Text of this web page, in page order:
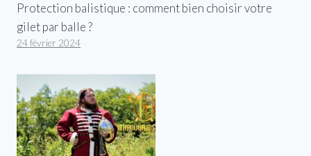
Protection balistique : comment bien choisir votre
gilet par balle ?
24 février 2024